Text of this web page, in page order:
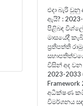
එදා බැරි
ඇයි? :
පිළිබඳ
මාසයේදී
ප්‍රතිපත්ති
විසින් අද වන
2023-2033
අධීක්ෂණ
විමර්ශනය